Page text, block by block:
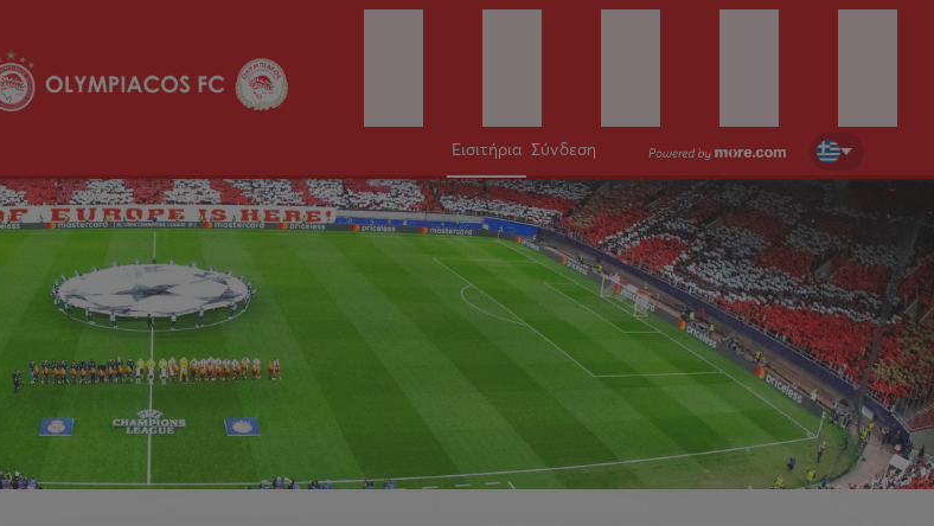
Εισιτήρια Σύνδεση